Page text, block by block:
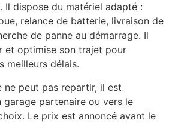
Il dispose du matériel adapté :
relance de batterie, livraison de
de panne au démarrage. Il
et optimise son trajet pour
meilleurs délais.
ne peut pas repartir, il est
garage partenaire ou vers le
Le prix est annoncé avant le